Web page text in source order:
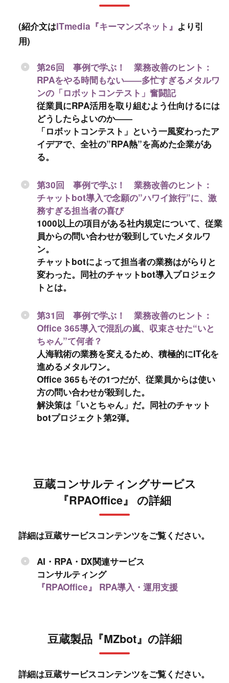
(紹介文はITmedia『キーマンズネット』 より引
用)
第26回 事例で学ぶ！ 業務改善のヒント：
RPAをやる時間もない――多忙すぎるメタルワ
ンの「ロボットコンテスト」奮闘記
従業員にRPA活用を取り組むよう仕向けるには
どうしたらよいのか――
「ロボットコンテスト」という一風変わったア
イデアで、全社の”RPA熱”を高めた企業があ
る。
第30回 事例で学ぶ！ 業務改善のヒント：
チャットbot導入で念願の”ハワイ旅行”に、激
務すぎる担当者の喜び
1000以上の項目がある社内規定について、従業
員からの問い合わせが殺到していたメタルワ
ン。
チャットbotによって担当者の業務はがらりと
変わった。同社のチャットbot導入プロジェク
トとは。
第31回 事例で学ぶ！ 業務改善のヒント：
Office 365導入で混乱の嵐、収束させた“いと
ちゃん”て何者？
人海戦術の業務を変えるため、積極的にIT化を
進めるメタルワン。
Office 365もその1つだが、従業員からは使い
方の問い合わせが殺到した。
解決策は「いとちゃん」だ。同社のチャット
botプロジェクト第2弾。
豆蔵コンサルティングサービス
『RPAOffice』 の詳細
詳細は豆蔵サービスコンテンツをご覧ください。
AI・RPA・DX関連サービス
コンサルティング
『RPAOffice』 RPA導入・運用支援
豆蔵製品『MZbot』の詳細
詳細は豆蔵サービスコンテンツをご覧ください。